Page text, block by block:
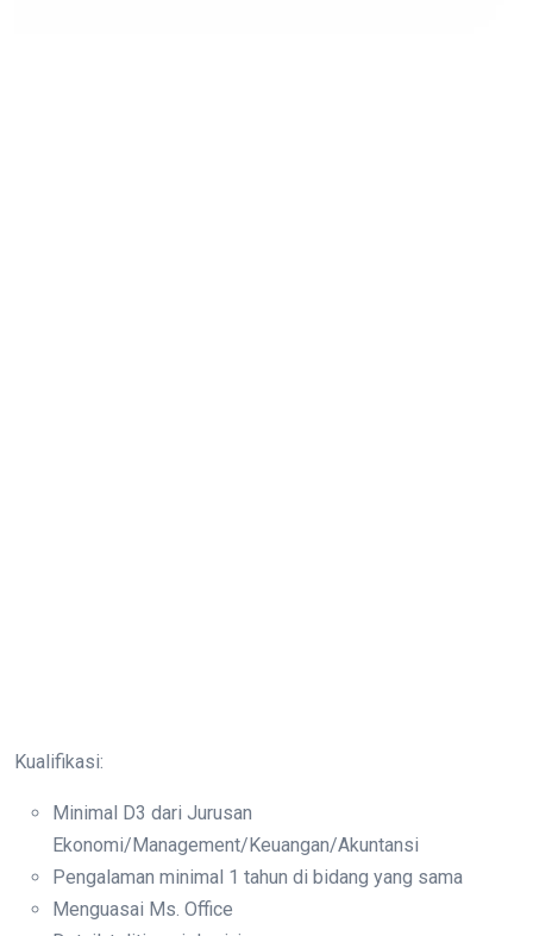
Kualifikasi:
Minimal D3 dari Jurusan
Ekonomi/Management/Keuangan/Akuntansi
Pengalaman minimal 1 tahun di bidang yang sama
Menguasai Ms. Office